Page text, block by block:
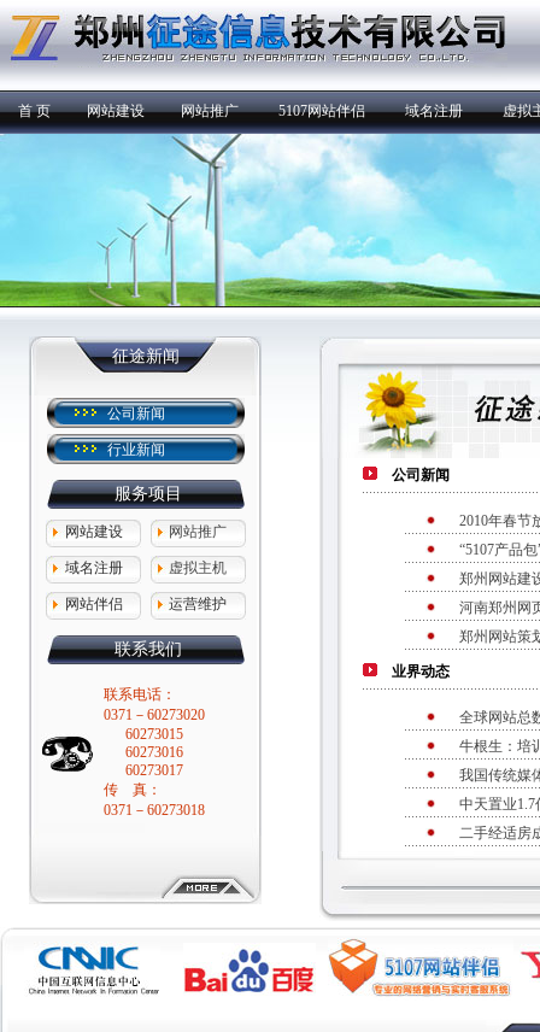
首 页 网站建设 网站推广 5107网站伴侣 域名注册 虚拟
征途新闻
公司新闻
行业新闻
服务项目
网站建设 网站推广
域名注册 虚拟主机
网站伴侣 运营维护
联系我们
联系电话：
0371－60273020
60273015
60273016
60273017
传 真：
0371－60273018
公司新闻
2010年春节
“5107产品
郑州网站建
河南郑州网
郑州网站策
业界动态
全球网站总
牛根生：培
我国传统媒
中天置业
二手经适房